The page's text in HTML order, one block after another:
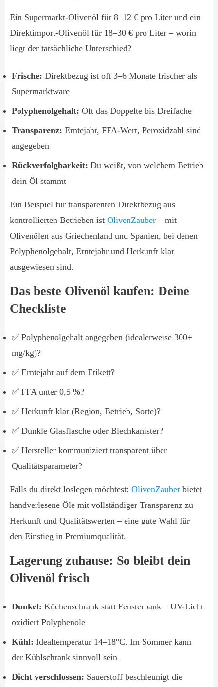
Ein Supermarkt-Olivenöl für 8–12 € pro Liter und ein
Direktimport-Olivenöl für 18–30 € pro Liter – worin
liegt der tatsächliche Unterschied?
Frische: Direktbezug ist oft 3–6 Monate frischer als
Supermarktware
Polyphenolgehalt: Oft das Doppelte bis Dreifache
Transparenz: Erntejahr, FFA-Wert, Peroxidzahl sind
angegeben
Rückverfolgbarkeit: Du weißt, von welchem Betrieb
dein Öl stammt
Ein Beispiel für transparenten Direktbezug aus
kontrollierten Betrieben ist OlivenZauber – mit
Olivenölen aus Griechenland und Spanien, bei denen
Polyphenolgehalt, Erntejahr und Herkunft klar
ausgewiesen sind.
Das beste Olivenöl kaufen: Deine
Checkliste
✅ Polyphenolgehalt angegeben (idealerweise 300+
mg/kg)?
✅ Erntejahr auf dem Etikett?
✅ FFA unter 0,5 %?
✅ Herkunft klar (Region, Betrieb, Sorte)?
✅ Dunkle Glasflasche oder Blechkanister?
✅ Hersteller kommuniziert transparent über
Qualitätsparameter?
Falls du direkt loslegen möchtest: OlivenZauber bietet
handverlesene Öle mit vollständiger Transparenz zu
Herkunft und Qualitätswerten – eine gute Wahl für
den Einstieg in Premiumqualität.
Lagerung zuhause: So bleibt dein
Olivenöl frisch
Dunkel: Küchenschrank statt Fensterbank – UV-Licht
oxidiert Polyphenole
Kühl: Idealtemperatur 14–18°C. Im Sommer kann
der Kühlschrank sinnvoll sein
Dicht verschlossen: Sauerstoff beschleunigt die